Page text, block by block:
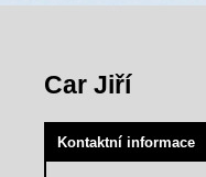
Car Jiří
Kontaktní informace